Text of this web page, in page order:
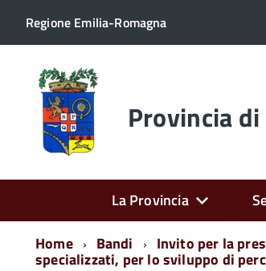
Regione Emilia-Romagna
Torna
alla
home
page Provincia
La Provincia
Home
Bandi Invito per la
specializzati, per lo sviluppo di